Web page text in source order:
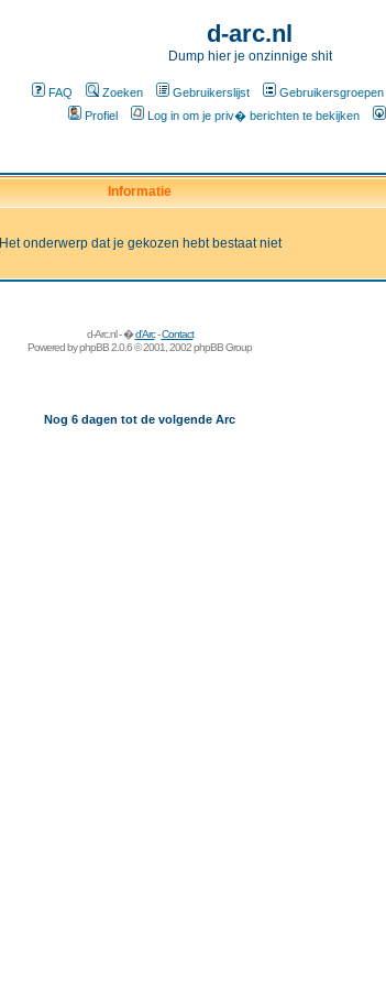
d-arc.nl
Dump hier je onzinnige shit
FAQ Zoeken Gebruikerslijst Gebruikersgroepen
Profiel
Log in om je priv� berichten te bekijken
Informatie
Het onderwerp dat je gekozen hebt bestaat niet
d-Arc.nl - �d'Arc-Contact
Powered byphpBB2.0.6 © 2001, 2002 phpBB Group
Nog 6 dagen tot de volgende Arc